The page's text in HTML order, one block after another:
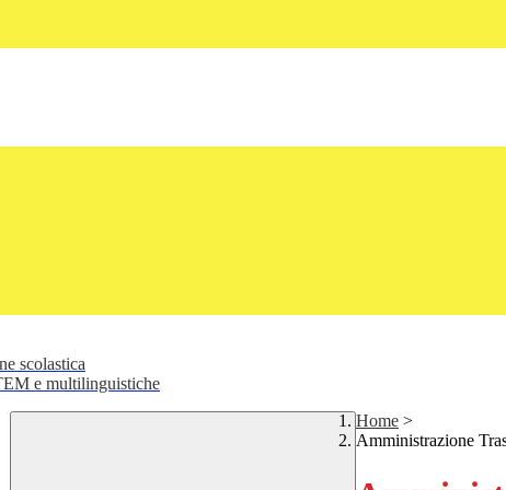
scolastica
e multilinguistiche
Home >
Amministrazione